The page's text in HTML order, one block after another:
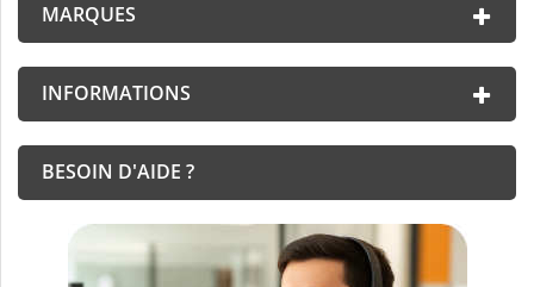
MARQUES
INFORMATIONS
BESOIN D'AIDE ?